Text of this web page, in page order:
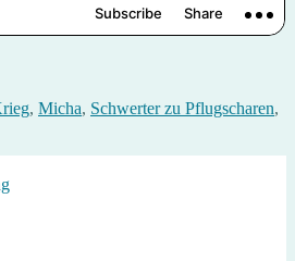
, Micha, Schwerter zu Pflugscharen,